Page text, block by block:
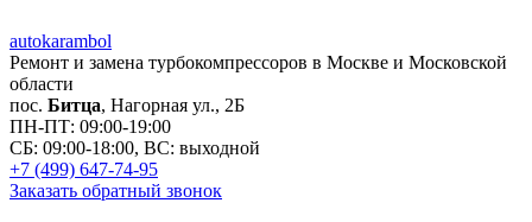
autokarambol
Ремонт и замена турбокомпрессоров в Москве и Московской
области
пос. Битца, Нагорная ул., 2Б
ПН-ПТ: 09:00-19:00
СБ: 09:00-18:00, ВС: выходной
+7 (499) 647-74-95
Заказать обратный звонок